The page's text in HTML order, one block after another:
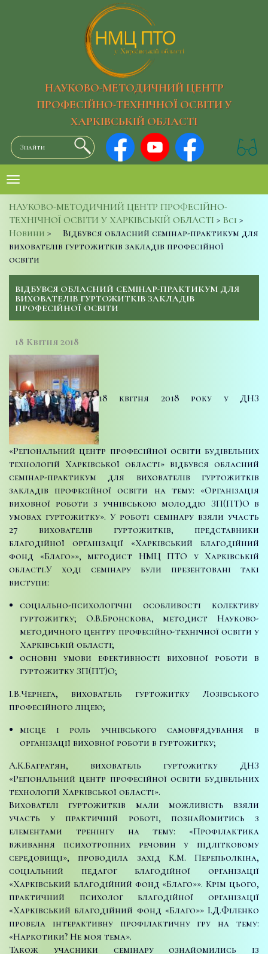
НАУКОВО-МЕТОДИЧНИЙ ЦЕНТР
ПРОФЕСІЙНО-ТЕХНІЧНОЇ ОСВІТИ У
ХАРКІВСЬКІЙ ОБЛАСТІ
НАУКОВО-МЕТОДИЧНИЙ ЦЕНТР ПРОФЕСІЙНО-
ТЕХНІЧНОЇ ОСВІТИ У ХАРКІВСЬКІЙ ОБЛАСТІ > Всі >
Новини >
Відбувся обласний семінар-практикум для
вихователів гуртожитків закладів професійної
освіти
ВІДБУВСЯ ОБЛАСНИЙ СЕМІНАР-ПРАКТИКУМ ДЛЯ
ВИХОВАТЕЛІВ ГУРТОЖИТКІВ ЗАКЛАДІВ
ПРОФЕСІЙНОЇ ОСВІТИ
18 Квітня 2018
18 квітня 2018 року у ДНЗ
«Регіональний центр професійної освіти будівельних
технологій Харківської області» відбувся обласний
семінар-практикум для вихователів гуртожитків
закладів професійної освіти на тему: «Організація
виховної роботи з учнівською молоддю ЗП(ПТ)О в
умовах гуртожитку». У роботі семінару взяли участь
27 вихователів гуртожитків, представники
благодійної організації «Харківський благодійний
фонд «Благо»», методист НМЦ ПТО у Харківській
області.У ході семінару були презентовані такі
виступи:
соціально-психологічні особливості колективу
гуртожитку; О.В.Бронскова, методист Науково-
методичного центру професійно-технічної освіти у
Харківській області;
основні умови ефективності виховної роботи в
гуртожитку ЗП(ПТ)О;
І.В.Чернега, вихователь гуртожитку Лозівського
професійного ліцею;
місце і роль учнівського самоврядування в
організації виховної роботи в гуртожитку;
А.К.Багратян, вихователь гуртожитку ДНЗ
«Регіональний центр професійної освіти будівельних
технологій Харківської області».
Вихователі гуртожитків мали можливість взяли
участь у практичній роботі, познайомитись з
елементами тренінгу на тему: «Профілактика
вживання психотропних речовин у підлітковому
середовищі», проводила захід К.М. Перепьолкіна,
соціальний педагог благодійної організації
«Харківський благодійний фонд «Благо»». Крім цього,
практичний психолог благодійної організації
«Харківський благодійний фонд «Благо»» І.Д.Філенко
провела інтерактивну профілактичну гру на тему:
«Наркотики? Не моя тема».
Також учасники семінару ознайомились із